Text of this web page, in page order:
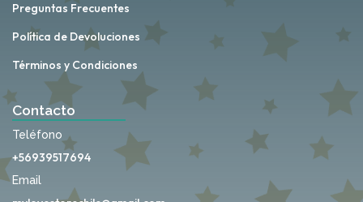
Preguntas Frecuentes
Política de Devoluciones
Términos y Condiciones
Contacto
Teléfono
+56939517694
Email